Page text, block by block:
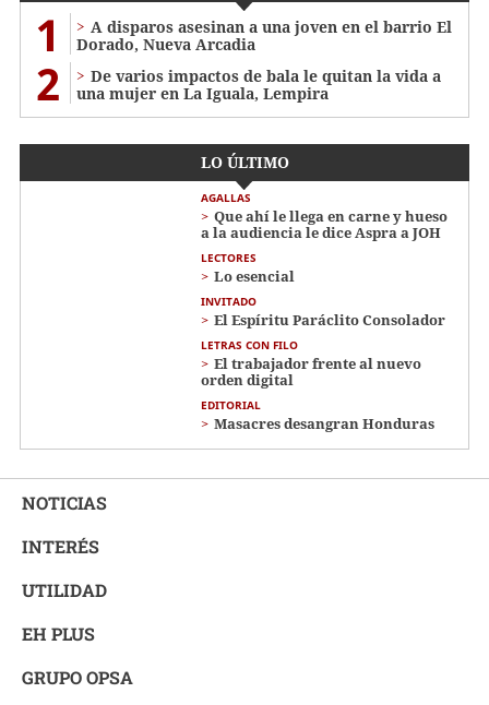
1
A disparos asesinan a una joven en el barrio El
Dorado, Nueva Arcadia
2
De varios impactos de bala le quitan la vida a
una mujer en La Iguala, Lempira
LO ÚLTIMO
AGALLAS
Que ahí le llega en carne y hueso
a la audiencia le dice Aspra a JOH
LECTORES
Lo esencial
INVITADO
El Espíritu Paráclito Consolador
LETRAS CON FILO
El trabajador frente al nuevo
orden digital
EDITORIAL
Masacres desangran Honduras
NOTICIAS
INTERÉS
UTILIDAD
EH PLUS
GRUPO OPSA